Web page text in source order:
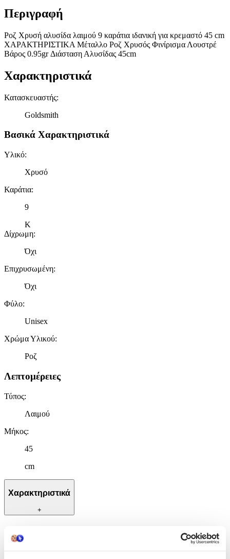
Περιγραφή
Ροζ Χρυσή αλυσίδα λαιμού 9 καράτια ιδανική για κρεμαστό 45 cm
ΧΑΡΑΚΤΗΡΙΣΤΙΚΑ Μέταλλο Ροζ Χρυσός Φινίρισμα Λουστρέ
Βάρος 0.95gr Διάσταση Αλυσίδας 45cm
Χαρακτηριστικά
Κατασκευαστής:
Goldsmith
Βασικά Χαρακτηριστικά
Υλικό:
Χρυσό
Καράτια:
9
Κ
Δίχρωμη:
Όχι
Επιχρυσωμένη:
Όχι
Φύλο:
Unisex
Χρώμα Υλικού:
Ροζ
Λεπτομέρειες
Τύπος:
Λαιμού
Μήκος:
45
cm
Χαρακτηριστικά
+
Χαρακτηριστικά
Κατασκευαστής: